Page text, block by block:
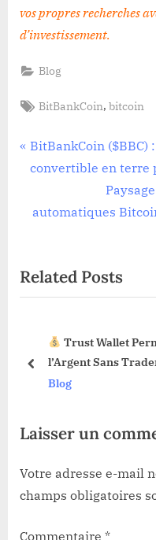
vos propres recherches
d’investissement.
Blog
Tags:
BitBankCoin,bitcoin
Navigation
l’article
P
r
v
u
s
s
BitBankCoin
convertible en terre
N
e
P
o
t
:
automatiques
Related Posts
Trust Wallet
l’Argent Sans
Dévoilées !
Blog
prev
Laisser un
Votre adresse e-mail
champs obligatoires
Commentaire *